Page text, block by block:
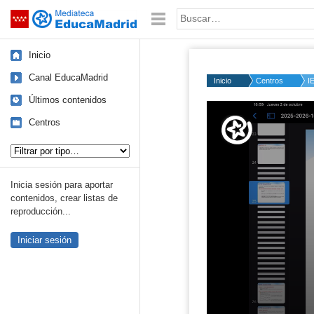
Saltar navegación Palabra o frase:
Inicio
Canal EducaMadrid
Últimos contenidos
Centros
Inicia sesión para aportar
contenidos, crear listas de
reproducción...
Iniciar sesión
Inicio Centros
50%